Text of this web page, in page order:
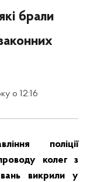
брали
о 12:16
поліції
колег з
викрили у